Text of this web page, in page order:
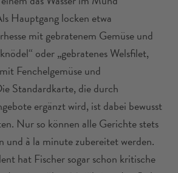
Hauptgang locken etwa
mit gebratenem Gemüse und
oder „gebratenes Welsfilet,
Fenchelgemüse und
Standardkarte, die durch
ergänzt wird, ist dabei bewusst
Nur so können alle Gerichte stets
und à la minute zubereitet werden.
hat Fischer sogar schon kritische